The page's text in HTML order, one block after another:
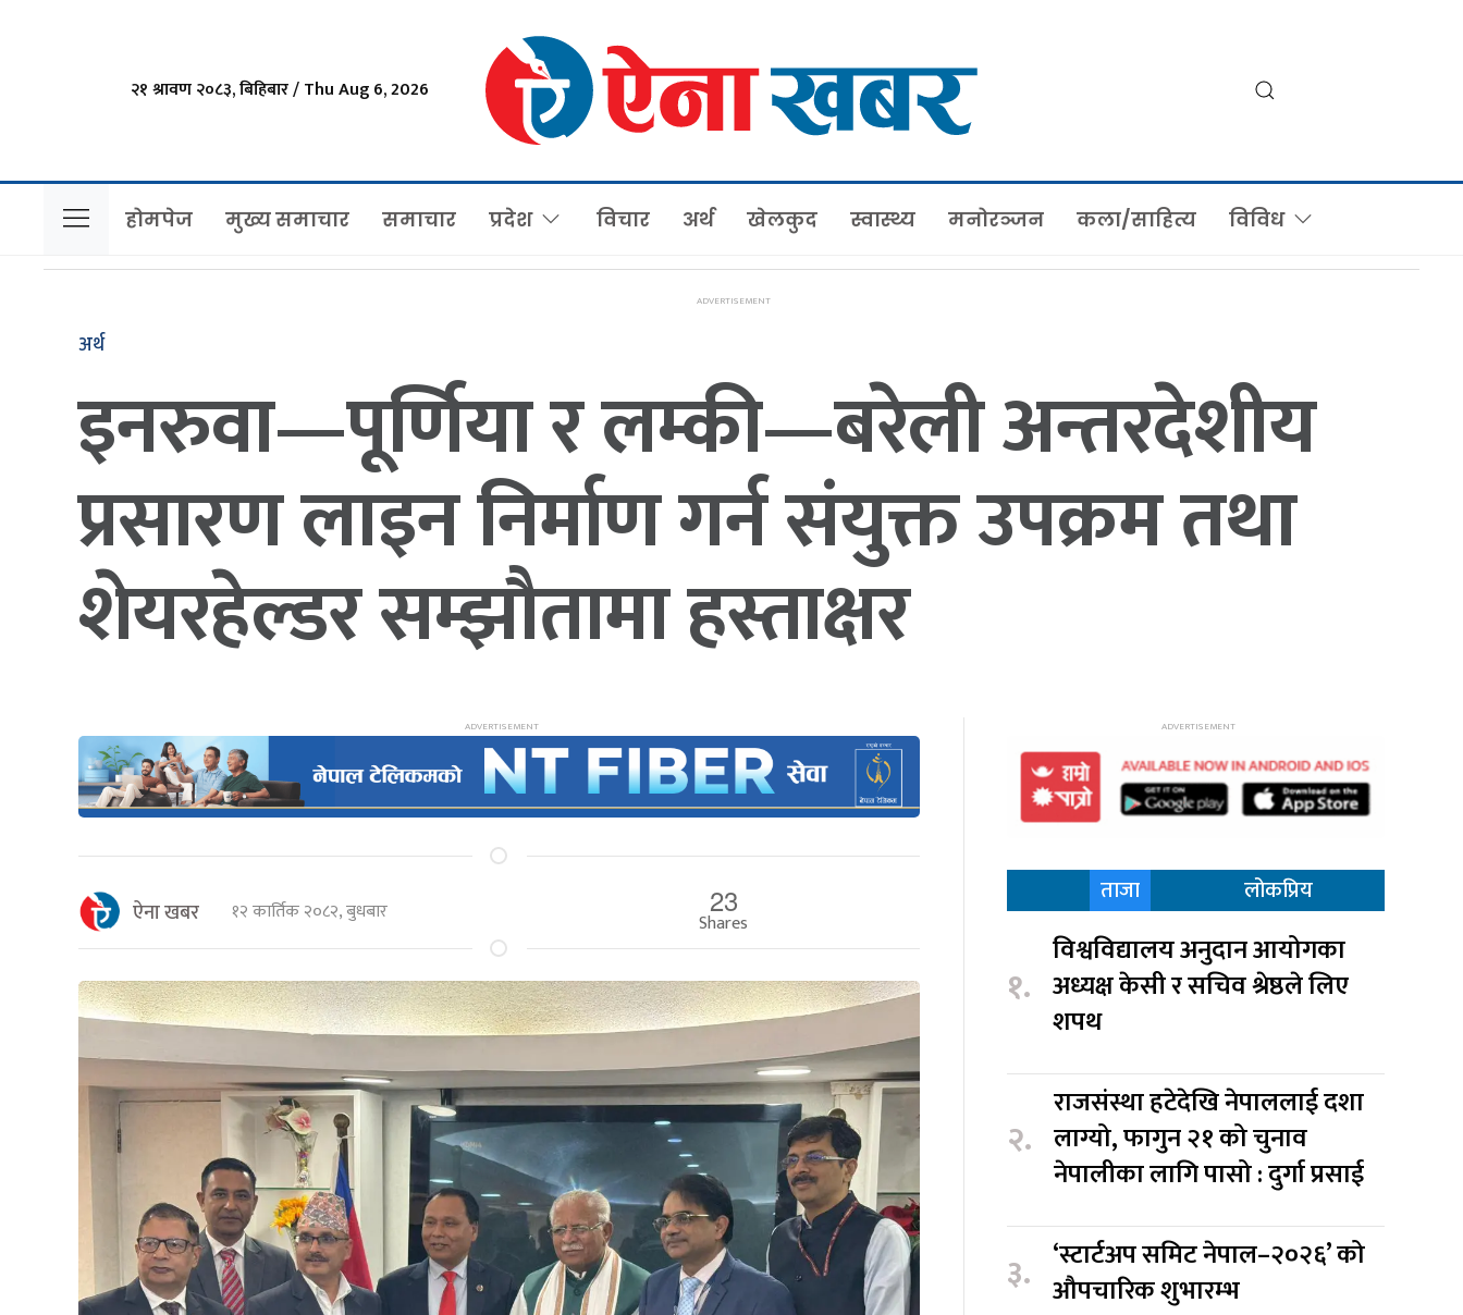
२१ श्रावण २०८३, बिहिबार / Thu Aug 6, 2026
होमपेज मुख्य समाचार समाचार प्रदेश विचार अर्थ खेलकुद स्वास्थ्य मनोरञ्जन कला/साहित्य विविध
अर्थ
इनरुवा—पूर्णिया र लम्की—बरेली अन्तरदेशीय
प्रसारण लाइन निर्माण गर्न संयुक्त उपक्रम तथा
शेयरहेल्डर सम्झौतामा हस्ताक्षर
ऐना खबर १२ कार्तिक २०८२, बुधबार 23
Shares
ताजा लोकप्रिय
१.
विश्वविद्यालय अनुदान आयोगका
अध्यक्ष केसी र सचिव श्रेष्ठले लिए
शपथ
२.
राजसंस्था हटेदेखि नेपाललाई दशा
लाग्यो, फागुन २१ को चुनाव
नेपालीका लागि पासो : दुर्गा प्रसाई
३. ‘स्टार्टअप समिट नेपाल–२०२६’ को
औपचारिक शुभारम्भ